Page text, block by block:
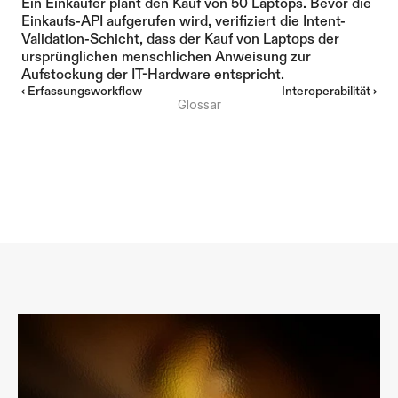
Einkaufs-API aufgerufen wird, verifiziert die Intent-
Validation-Schicht, dass der Kauf von Laptops der
ursprünglichen menschlichen Anweisung zur
Aufstockung der IT-Hardware entspricht.
‹ Erfassungsworkflow Interoperabilität ›
Glossar
Entwurf eines Anwendungsfalls
Entwurf eines Anwendungsfalls
Entwurf eines Anwendungsfalls
Entwurf eines Anwendungsfalls